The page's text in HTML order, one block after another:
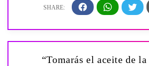
“Tomarás el aceite de